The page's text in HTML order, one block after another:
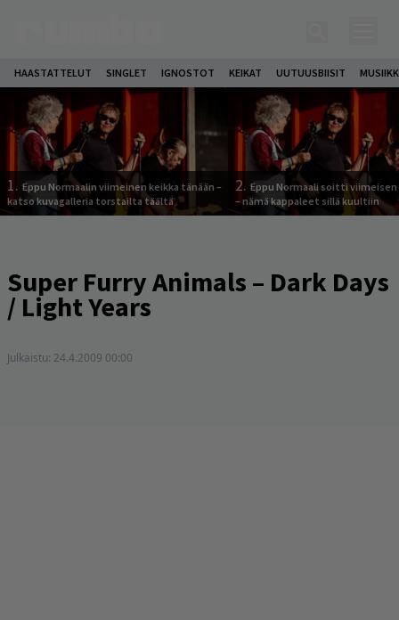
HAASTATTELUT SINGLET IGNOSTOT KEIKAT UUTUUSBIISIT
1. Eppu Normaalin viimeinen keikka tänään –
katso kuvagalleria torstailta täältä
2. Eppu Normaali soitti viimeisen
– nämä kappaleet sillä kuultiin
Super Furry Animals – Dark Days
/ Light Years
Julkaistu: 24.4.2009 00:00